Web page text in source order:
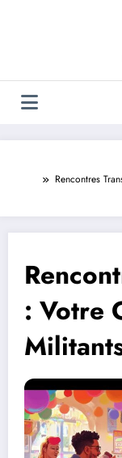
Rencontres
: Votre